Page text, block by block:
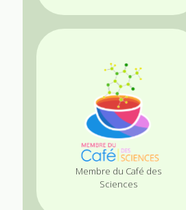
Membre du Café des
Sciences